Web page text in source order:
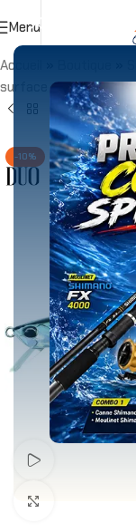
Menu
Accueil
surface
»DUO TIDE
-10%